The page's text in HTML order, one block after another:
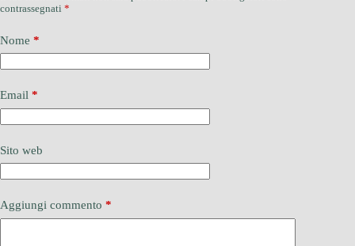
contrassegnati *
Nome *
Email *
Sito web
Aggiungi commento *